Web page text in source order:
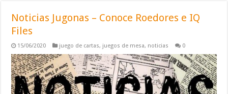
Noticias Jugonas – Conoce Roedores e IQ
Files
15/06/2020 juego de cartas, juegos de mesa, noticias 0